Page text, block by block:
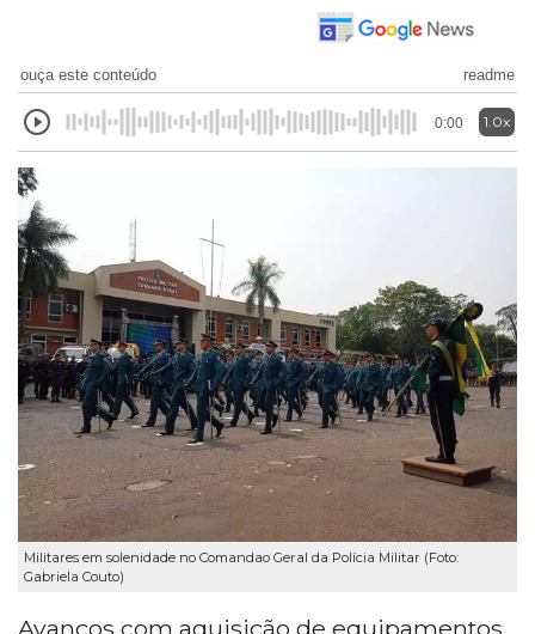
ouça este conteúdo readme
0:00 1.0x
Militares em solenidade no Comandao Geral da Polícia Militar (Foto:
Gabriela Couto)
Avanços com aquisição de equipamentos